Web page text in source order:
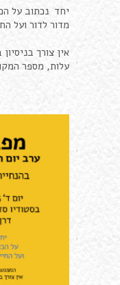
יחד נכתוב על
מדור לדור ועל
אין צורך
עלות, מספר